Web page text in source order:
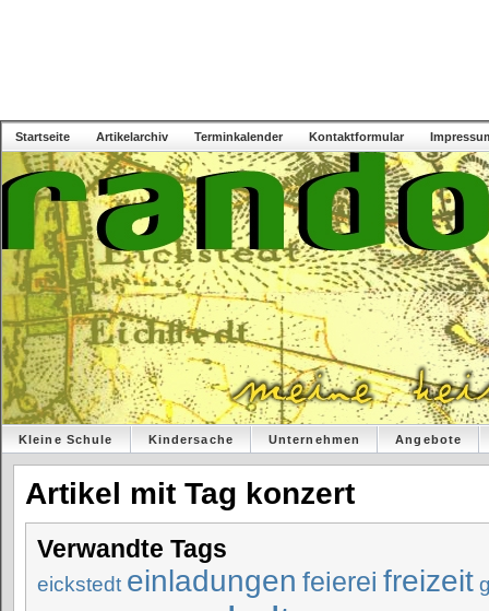
Startseite Artikelarchiv Terminkalender Kontaktformular
Kleine Schule Kindersache Unternehmen Angebote
Artikel mit Tag konzert
Verwandte Tags
eickstedt einladungen feierei freizeit